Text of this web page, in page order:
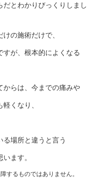
とわかりびっくりしまし
の施術だけで、
が、根本的によくなる
からは、今までの痛みや
くなり、
場所と違うと言う
ます。
するものではありません。